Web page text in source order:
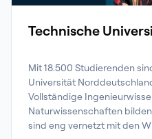
Technische
Mit 18.500 Studierenden
Universität
Vollständige
Naturwissenschaften
sind eng vernetzt mit den